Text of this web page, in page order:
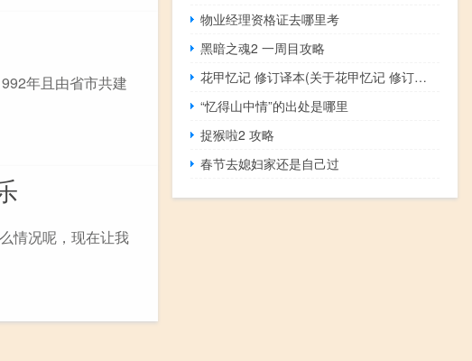
年且由省市共建
情况呢，现在让我
物业经理资格证去哪里考
黑暗之魂2 一周目攻略
花甲忆记 修订译本(关于花甲忆记 修订译本简述)
“忆得山中情”的出处是哪里
捉猴啦2 攻略
春节去媳妇家还是自己过